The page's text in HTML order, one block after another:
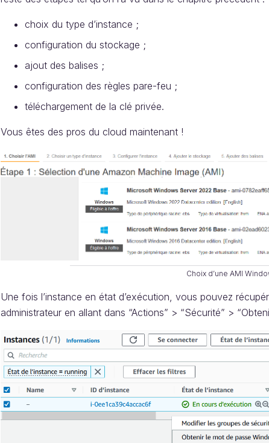
choix du type d’instance ;
configuration du stockage ;
ajout des balises ;
configuration des règles pare-feu ;
téléchargement de la clé privée.
Vous êtes des pros du cloud maintenant !
Choix d’une AMI
Une fois l’instance en état d’exécution, vous pouvez
administrateur en allant dans “Actions” > “Sécurité” >